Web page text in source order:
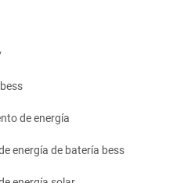
de energía
energía de batería bess